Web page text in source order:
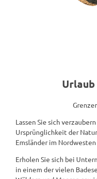
Urlaub
Lassen Sie sich
Ursprünglichkeit der
Emsländer im
Erholen Sie sich bei
in einem der vielen